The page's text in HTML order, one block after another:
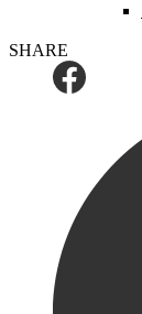
SHARE